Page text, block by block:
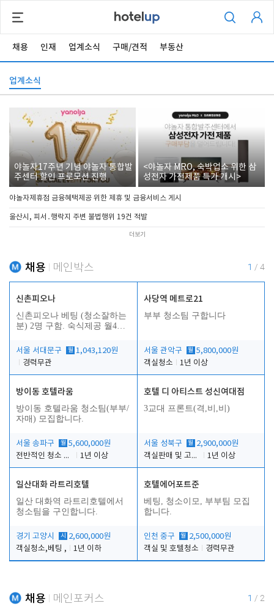
채용 인재 업계소식 구매/견적 부동산
업계소식
야놀자17주년 기념 야놀자 통합발
주센터 할인 프로모션 진행
<야놀자 MRO, 숙박업소 위한 삼
성전자 가전제품 특가 개시>
야놀자제휴점 금융혜택제공 위한 제휴 및 금융서비스 게시
울산시, 피서․행락지 주변 불법행위 19건 적발
더보기
채용 메인박스 1 / 4
신촌피오나
신촌피오나 베팅 (청소잘하는
분) 2명 구함. 숙식제공 월4회
서울 서대문구
월 1,043,120원
경력무관
사당역 메트로21
부부 청소팀 구합니다
서울 관악구 월 5,800,000원
객실청소
1년 이상
방이동 호텔라움
방이동 호텔라움 청소팀(부부/
자매) 모집합니다.
서울 송파구 월 5,600,000원
전반적인 청소 업무(객실청소.객실정리)
1년 이상
호텔 디 아티스트 성신여대점
3교대 프론트(격,비,비)
서울 성북구 월 2,900,000원
객실판매 및 고객응대
1년 이상
일산대화 라트리호텔
일산 대화역 라트리호텔에서
청소팀을 구인합니다.
경기 고양시 시
2,600,000원
객실청소,베팅 ,
1년 이하
호텔에어포트준
베팅, 청소이모, 부부팀 모집
합니다.
인천 중구 월 2,500,000원
객실 및 호텔청소
경력무관
채용 메인포커스 1 / 2